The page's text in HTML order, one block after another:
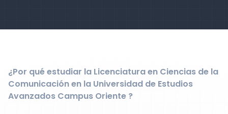
¿Por qué estudiar la Licenciatura en Ciencias de la
Comunicación en la Universidad de Estudios
Avanzados Campus Oriente ?